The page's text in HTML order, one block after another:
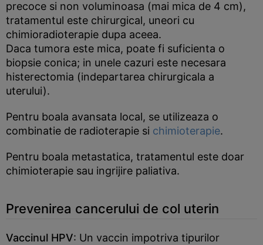
precoce si non voluminoasa (mai mica de 4 cm),
tratamentul este chirurgical, uneori cu
chimioradioterapie dupa aceea.
Daca tumora este mica, poate fi suficienta o
biopsie conica; in unele cazuri este necesara
histerectomia (indepartarea chirurgicala a
uterului).
Pentru boala avansata local, se utilizeaza o
combinatie de radioterapie si chimioterapie.
Pentru boala metastatica, tratamentul este doar
chimioterapie sau ingrijire paliativa.
Prevenirea cancerului de col uterin
Vaccinul HPV: Un vaccin impotriva tipurilor